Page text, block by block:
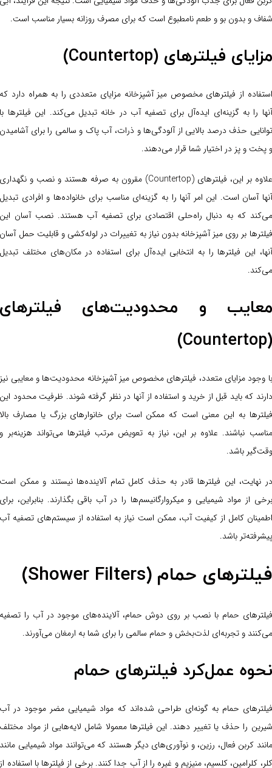
شفاف و بدون بو و طعم نامطبوع است که برای مصرف روزانه بسیار مناسب است.
مزایای فیلترهای (Countertop)
استفاده از فیلترهای مخصوص میز آشپزخانه مزایای متعددی را به همراه دارد که
آنها را به گزینه‌ای ایده‌آل برای تصفیه آب در خانه تبدیل می‌کند. این فیلترها با
توانایی حذف درصد بالایی از آلودگی‌ها و ذرات، آب پاک و سالمی را برای آشامیدن
و پخت و پز در اختیار شما قرار می‌دهند.
علاوه بر این، فیلترهای (Countertop) مقرون به صرفه هستند و نصب و نگهداری
آنها آسان است. این امر آنها را به گزینه‌ای مناسب برای خانواده‌ها و افرادی تبدیل
می‌کند که به دنبال راه‌حلی اقتصادی برای تصفیه آب هستند. نصب آسان این
فیلترها بر روی میز آشپزخانه بدون نیاز به تغییرات در لوله‌کشی و قابلیت حمل آسان
آنها، این فیلترها را به انتخابی ایده‌آل برای استفاده در مکان‌های مختلف تبدیل
می‌کند.
معایب و محدودیت‌های فیلترهای
(Countertop)
با وجود مزایای متعدد، فیلترهای مخصوص میز آشپزخانه محدودیت‌ها و معایبی نیز
دارند که باید قبل از خرید و استفاده از آنها در نظر گرفته شوند. ظرفیت محدود این
فیلترها به این معنی است که ممکن است برای خانوارهای بزرگ یا مصارف بالا
مناسب نباشند. علاوه بر این، نیاز به تعویض مرتب فیلترها می‌تواند هزینه‌بر و
وقت‌گیر باشد.
در نهایت، این فیلترها قادر به حذف کامل تمام آلاینده‌ها نیستند و ممکن است
برخی از مواد شیمیایی و میکروارگانیسم‌ها را در آب باقی بگذارند. بنابراین، برای
اطمینان کامل از کیفیت آب، ممکن است نیاز به استفاده از سیستم‌های تصفیه آب
پیشرفته‌تر باشد.
فیلترهای حمام (Shower Filters)
فیلترهای حمام با نصب بر روی دوش حمام، آلاینده‌های موجود در آب را تصفیه
می‌کنند و تجربه‌ای لذت‌بخش و حمام سالمی را برای شما به ارمغان می‌آورند.
نحوه عمل‌کرد فیلترهای حمام
فیلترهای حمام به گونه‌ای طراحی شده‌اند که مواد شیمیایی مضر موجود در آب
شیرین را حذف یا تغییر دهند. این فیلترها معمولا شامل لایه‌هایی از مواد مختلف
مانند کربن فعال، رزین، و نوآوری‌های دیگر هستند که می‌توانند مواد شیمیایی مانند
کلر، کلرامین، کلسیم، منیزیم و غیره را از آب جدا کنند. برخی از فیلترها با استفاده از